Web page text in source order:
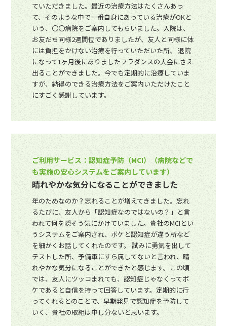
ていただきました。最近の治療方法はたくさんあっ
て、そのような中で一番自身にあっている治療がOKと
いう、〇〇病院をご案内してもらいました。入院は、
お友だち同様2週間位でありましたが、友人と同様に体
には負担をかけない治療を行っていただいた所、 退院
になって1ヶ月後にありましたフラダンスの大会にさえ
出ることができました。今でも定期的に治療していま
すが、納得のできる治療方法をご案内いただけたこと
にすごく感謝しています。
ご利用サービス：認知症予防（MCI）（病院などで
も実施の安心システムをご案内しています）
晴れやかな気分になることができました
年のためなのか？忘れることが増えてきました。忘れ
るたびに、友人から「認知症なのではないの？」と言
われて何を隠そう気にかけていました。貴社のMCIとい
うシステムをご案内され、ボケと認知症が違う所など
を細かくお話してくれたのです。 試みに勇気を出して
テストした所、予備軍にすら属してないと言われ、晴
れやかな気分になることができたと感じます。この頃
では、友人にツッコまれても、認知症じゃなくってボ
ケであると自信を持って回答しています。定期的に行
ってくれるとのことで、早期発見で認知症を予防して
いく、貴社の取組は申し分ないと思います。